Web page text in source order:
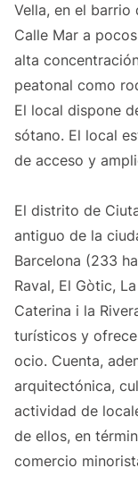
Vella, en el barrio
Calle Mar a
alta
peatonal como
El local dispone
sótano. El local
de acceso y
El distrito de
antiguo de la
Barcelona (233
Raval, El Gòtic,
Caterina i la
turísticos y
ocio. Cuenta,
arquitectónica,
actividad de
de ellos, en
comercio